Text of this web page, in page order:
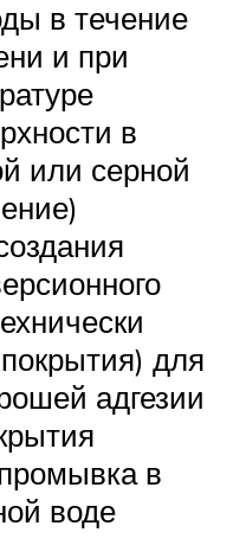
в течение
и при
в
или серной
для
адгезии
в
воде